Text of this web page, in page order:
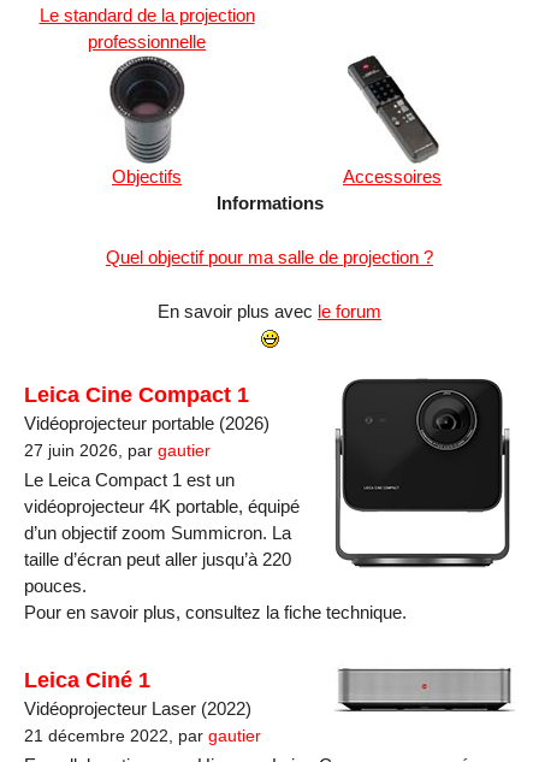
Le standard de la projection
professionnelle
Objectifs
Accessoires
Informations
Quel objectif pour ma salle de projection ?
En savoir plus avec le forum
Leica Cine Compact 1
Vidéoprojecteur portable (2026)
27 juin 2026, par gautier
Le Leica Compact 1 est un
vidéoprojecteur 4K portable, équipé
d’un objectif zoom Summicron. La
taille d’écran peut aller jusqu’à 220
pouces.
Pour en savoir plus, consultez la fiche technique.
Leica Ciné 1
Vidéoprojecteur Laser (2022)
21 décembre 2022, par gautier